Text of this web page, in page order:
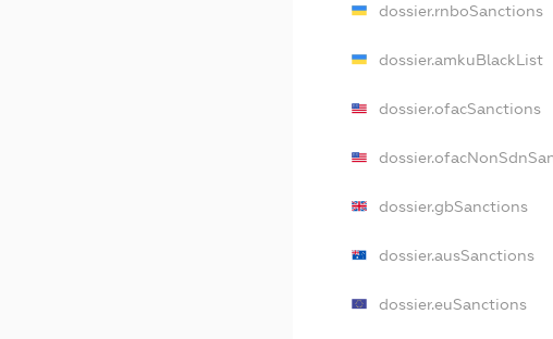
dossier.rnboSanctions
dossier.amkuBlackList
dossier.ofacSanctions
dossier.gbSanctions
dossier.ausSanctions
dossier.euSanctions